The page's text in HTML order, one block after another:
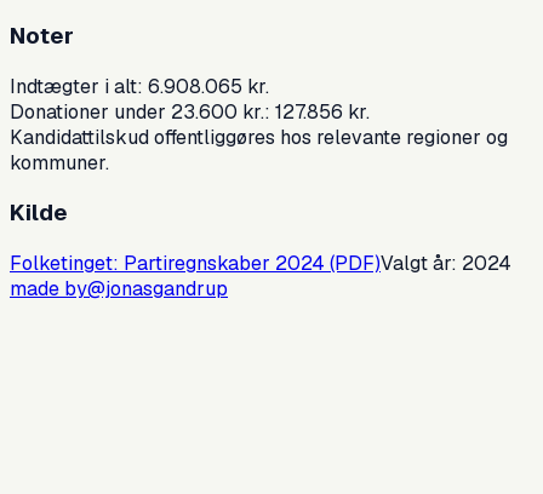
Noter
Indtægter i alt: 6.908.065 kr.
Donationer under 23.600 kr.: 127.856 kr.
Kandidattilskud offentliggøres hos relevante regioner og
kommuner.
Kilde
Folketinget: Partiregnskaber 2024 (PDF)Valgt år: 2024
made by@jonasgandrup